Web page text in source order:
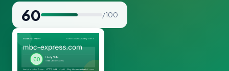
60 / 100